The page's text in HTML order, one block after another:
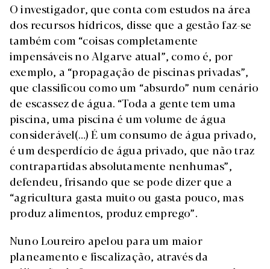
O investigador, que conta com estudos na área
dos recursos hídricos, disse que a gestão faz-se
também com “coisas completamente
impensáveis no Algarve atual”, como é, por
exemplo, a “propagação de piscinas privadas”,
que classificou como um “absurdo” num cenário
de escassez de água. “Toda a gente tem uma
piscina, uma piscina é um volume de água
considerável(…) É um consumo de água privado,
é um desperdício de água privado, que não traz
contrapartidas absolutamente nenhumas”,
defendeu, frisando que se pode dizer que a
“agricultura gasta muito ou gasta pouco, mas
produz alimentos, produz emprego”.
Nuno Loureiro apelou para um maior
planeamento e fiscalização, através da